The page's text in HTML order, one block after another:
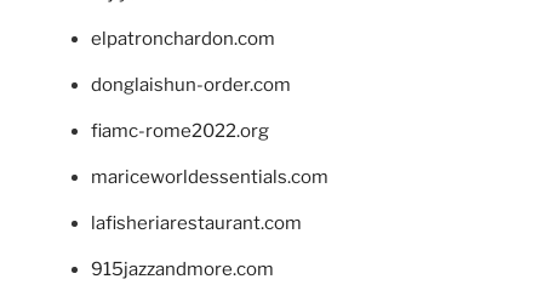
elpatronchardon.com
donglaishun-order.com
fiamc-rome2022.org
mariceworldessentials.com
lafisheriarestaurant.com
915jazzandmore.com